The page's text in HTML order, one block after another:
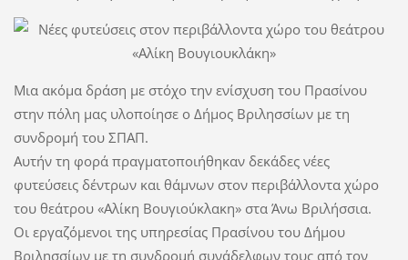
Μια ακόμα δράση με στόχο την ενίσχυση του Πρασίνου
στην πόλη μας υλοποίησε ο Δήμος Βριλησσίων με τη
συνδρομή του ΣΠΑΠ.
Αυτήν τη φορά πραγματοποιήθηκαν δεκάδες νέες
φυτεύσεις δέντρων και θάμνων στον περιβάλλοντα χώρο
του θεάτρου «Αλίκη Βουγιούκλακη» στα Άνω Βριλήσσια.
Οι εργαζόμενοι της υπηρεσίας Πρασίνου του Δήμου
Βριλησσίων με τη συνδρομή συνάδελφων τους από τον